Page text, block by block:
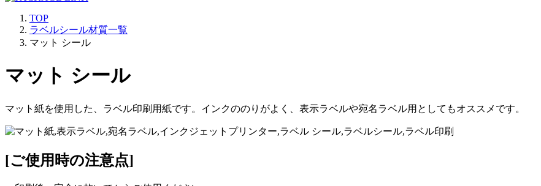
TOP
ラベルシール材質一覧
マット シール
マット シール
マット紙を使用した、ラベル印刷用紙です。インクののりがよく、表示ラベルや宛名ラベル用としてもオススメです。
[ご使用時の注意点]